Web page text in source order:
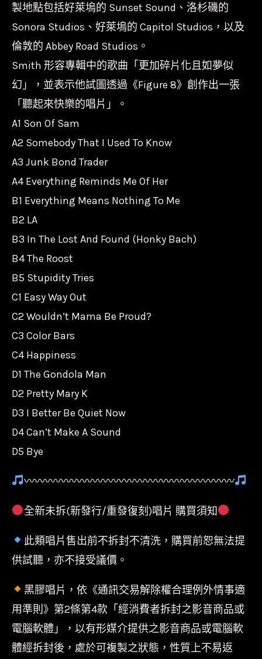
量
製地點包括好萊塢的 Sunset Sound、洛杉磯的
Sonora Studios、好萊塢的 Capitol Studios，以及
倫敦的 Abbey Road Studios。
Smith 形容專輯中的歌曲「更加碎片化且如夢似
幻」，並表示他試圖透過《Figure 8》創作出一張
「聽起來快樂的唱片」。
A1 Son Of Sam
A2 Somebody That I Used To Know
A3 Junk Bond Trader
A4 Everything Reminds Me Of Her
B1 Everything Means Nothing To Me
B2 LA
B3 In The Lost And Found (Honky Bach)
B4 The Roost
B5 Stupidity Tries
C1 Easy Way Out
C2 Wouldn’t Mama Be Proud?
C3 Color Bars
C4 Happiness
D1 The Gondola Man
D2 Pretty Mary K
D3 I Better Be Quiet Now
D4 Can’t Make A Sound
D5 Bye
〰〰〰〰〰〰〰〰〰〰〰〰〰〰〰〰〰〰〰〰
全新未拆(新發行/重發復刻)唱片 購買須知
此類唱片售出前不拆封不清洗，購買前恕無法提
供試聽，亦不接受議價。
黑膠唱片，依《通訊交易解除權合理例外情事適
用準則》第2條第4款「經消費者拆封之影音商品或
電腦軟體」，以有形媒介提供之影音商品或電腦軟
體經拆封後，處於可複製之狀態，性質上不易返